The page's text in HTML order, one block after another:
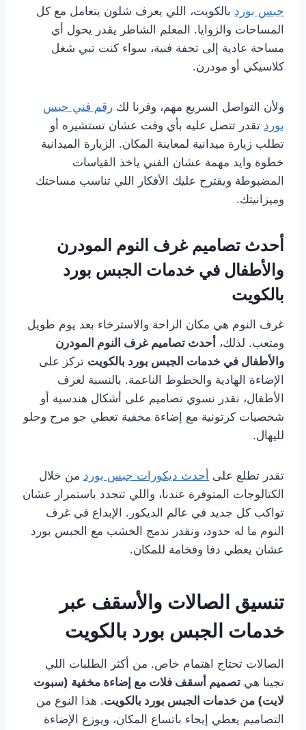
جبس بورد بالكويت، اللي يعرف شلون يتعامل مع كل
المساحات والزوايا. المعلم الشاطر يقدر يحول أي
مساحة عادية إلى تحفة فنية، سواء كنت تبي شغل
كلاسيكي أو مودرن.
ولأن التواصل السريع مهم، وفرنا لك رقم فني جبس
بورد تقدر تتصل عليه بأي وقت عشان تستشيره أو
تطلب زيارة ميدانية لمعاينة المكان. الزيارة الميدانية
خطوة وايد مهمة عشان الفني ياخذ القياسات
المضبوطة ويقترح عليك الأفكار اللي تناسب مساحتك
وميزانيتك.
أحدث تصاميم غرف النوم المودرن
والأطفال في خدمات الجبس بورد
بالكويت
غرف النوم هي مكان الراحة والاسترخاء بعد يوم طويل
ومتعب. لذلك، أحدث تصاميم غرف النوم المودرن
والأطفال في خدمات الجبس بورد بالكويت تركز على
الإضاءة الهادية والخطوط الناعمة. بالنسبة لغرف
الأطفال، نقدر نسوي تصاميم على أشكال هندسية أو
شخصيات كرتونية مع إضاءة مخفية تعطي جو مرح وحلو
لليهال.
تقدر تطلع على أحدث ديكورات جبس بورد من خلال
الكتالوجات المتوفرة عندنا، واللي تتجدد باستمرار عشان
تواكب كل جديد في عالم الديكور. الإبداع في غرف
النوم ما له حدود، ونقدر ندمج الخشب مع الجبس بورد
عشان يعطي دفا وفخامة للمكان.
تنسيق الصالات والأسقف عبر
خدمات الجبس بورد بالكويت
الصالات تحتاج اهتمام خاص. من أكثر الطلبات اللي
تجينا هي تصميم أسقف فلات مع إضاءة مخفية (سبوت
لايت) من خدمات الجبس بورد بالكويت. هذا النوع من
التصاميم يعطي إيحاء باتساع المكان، ويوزع الإضاءة